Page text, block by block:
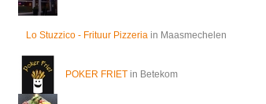
Lo Stuzzico - Frituur Pizzeria in Maasmechelen
POKER FRIET in Betekom